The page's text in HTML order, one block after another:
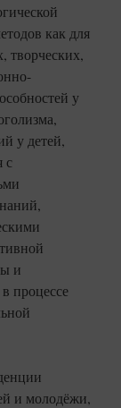
как для
творческих,
у
у детей,
с
и
процессе
и молодёжи,